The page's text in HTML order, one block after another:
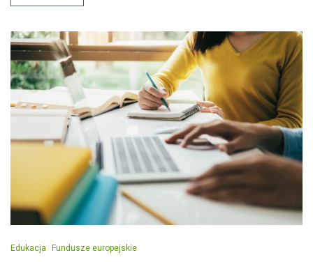
Edukacja Fundusze europejskie